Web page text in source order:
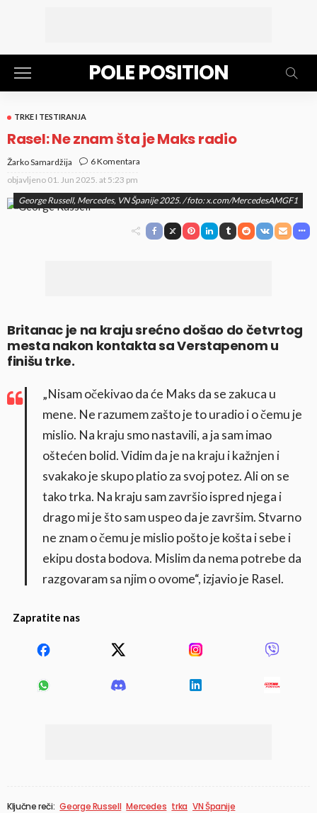
POLE POSITION
TRKE I TESTIRANJA
Rasel: Ne znam šta je Maks radio
Žarko Samardžija
6 Komentara
objavljeno 01. Jun 2025. at 5:23 pm
George Russell, Mercedes, VN Španije 2025. / foto: x.com/MercedesAMGF1
Britanac je na kraju srećno došao do četvrtog
mesta nakon kontakta sa Verstapenom u
finišu trke.
„Nisam očekivao da će Maks da se zakuca u
mene. Ne razumem zašto je to uradio i o čemu je
mislio. Na kraju smo nastavili, a ja sam imao
oštećen bolid. Vidim da je na kraju i kažnjen i
svakako je skupo platio za svoj potez. Ali on se
tako trka. Na kraju sam završio ispred njega i
drago mi je što sam uspeo da je završim. Stvarno
ne znam o čemu je mislio pošto je košta i sebe i
ekipu dosta bodova. Mislim da nema potrebe da
razgovaram sa njim o ovome“, izjavio je Rasel.
Zapratite nas
Ključne reči: George Russell Mercedes trka VN Španije